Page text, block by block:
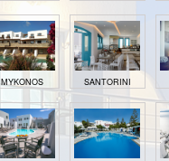
MYKONOS SANTORINI